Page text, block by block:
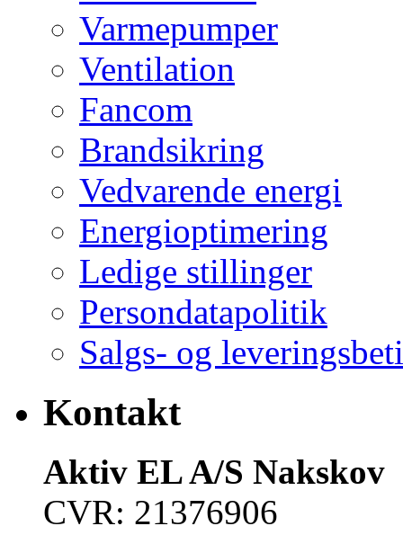
Varmepumper
Ventilation
Fancom
Brandsikring
Vedvarende energi
Energioptimering
Ledige stillinger
Persondatapolitik
Salgs- og
Kontakt
Aktiv EL A/S Nakskov
CVR: 21376906